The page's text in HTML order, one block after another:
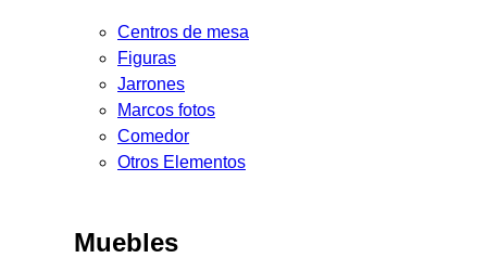
Centros de mesa
Figuras
Jarrones
Marcos fotos
Comedor
Otros Elementos
Muebles